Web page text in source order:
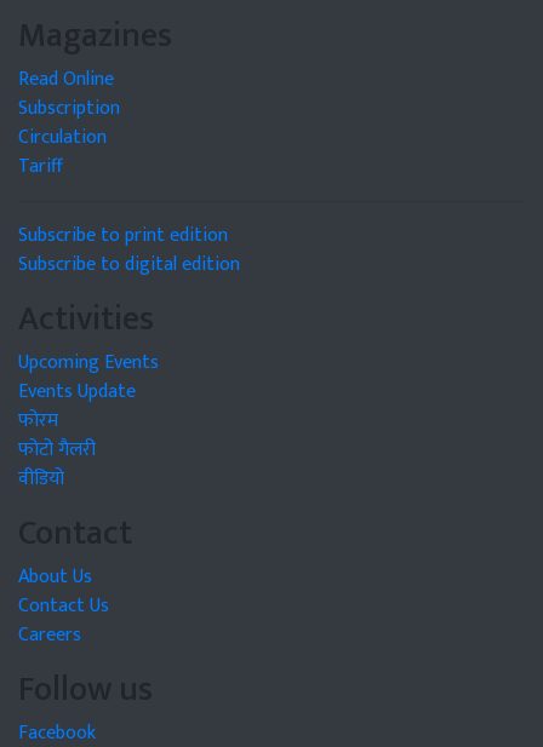
Magazines
Read Online
Subscription
Circulation
Tariff
Subscribe to print edition
Subscribe to digital edition
Activities
Upcoming Events
Events Update
फोरम
फोटो गैलरी
वीडियो
Contact
About Us
Contact Us
Careers
Follow us
Facebook